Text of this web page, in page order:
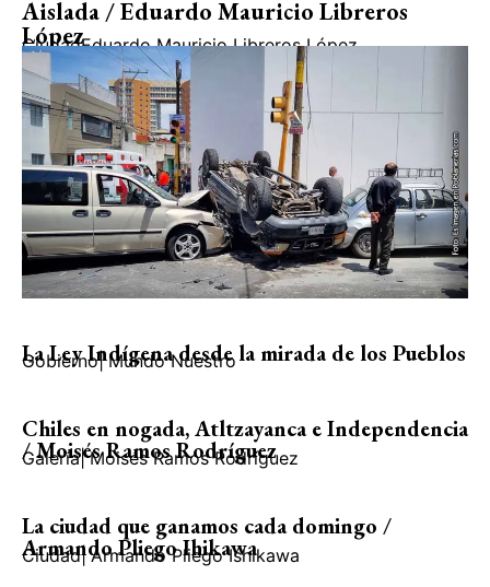
Aislada / Eduardo Mauricio Libreros
López
CiudadEduardo Mauricio Libreros López
La Ley Indígena desde la mirada de los Pueblos
Gobierno| Mundo Nuestro
Chiles en nogada, Atltzayanca e Independencia
/ Moisés Ramos Rodríguez
Galería| Moisés Ramos Rodríguez
La ciudad que ganamos cada domingo /
Armando Pliego Ihikawa
Ciudad| Armando Pliego Ishikawa